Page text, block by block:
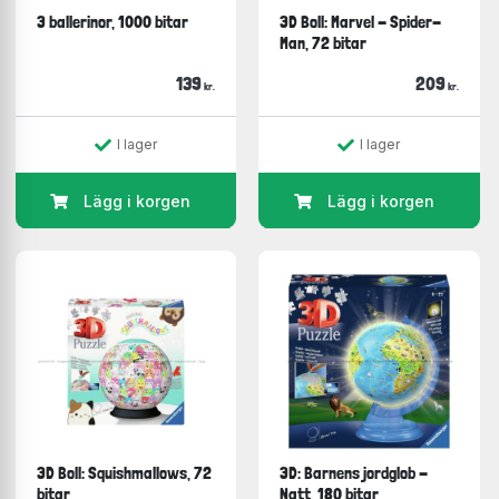
3 ballerinor, 1000 bitar
139 kr.
I lager
Lägg i korgen
3D Boll: Marvel - Spider-
Man, 72 bitar
209 kr.
I lager
Lägg i korgen
3D Boll: Squishmallows, 72
bitar
3D: Barnens jordglob -
Natt, 180 bitar